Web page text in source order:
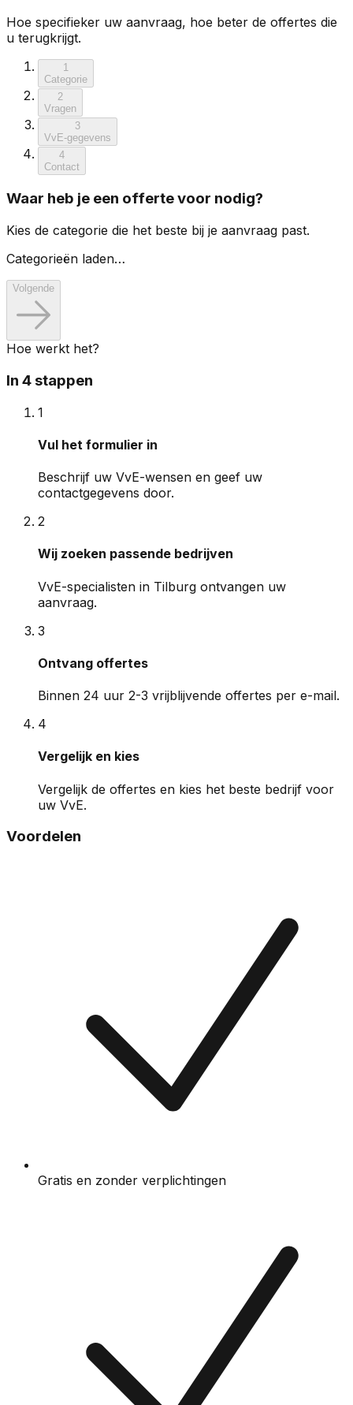
Hoe specifieker uw aanvraag, hoe beter de offertes die
u terugkrijgt.
1
Categorie
2
Vragen
3
VvE-gegevens
4
Contact
Waar heb je een offerte voor nodig?
Kies de categorie die het beste bij je aanvraag past.
Categorieën laden…
Volgende
Hoe werkt het?
In 4 stappen
1
Vul het formulier in
Beschrijf uw VvE-wensen en geef uw
contactgegevens door.
2
Wij zoeken passende bedrijven
VvE-specialisten in Tilburg ontvangen uw
aanvraag.
3
Ontvang offertes
Binnen 24 uur 2-3 vrijblijvende offertes per e-mail.
4
Vergelijk en kies
Vergelijk de offertes en kies het beste bedrijf voor
uw VvE.
Voordelen
Gratis en zonder verplichtingen